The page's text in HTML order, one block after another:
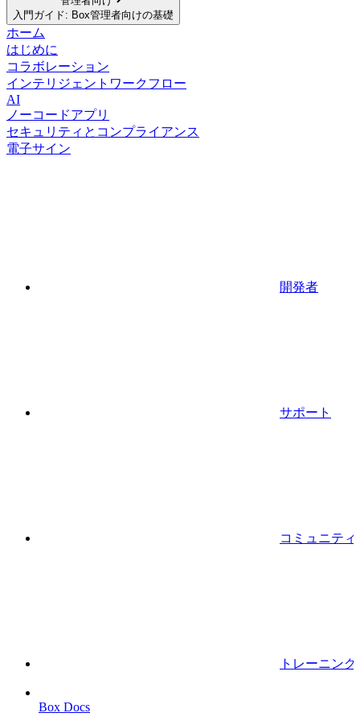
入門ガイド: Box管理者向けの基礎
ホーム
はじめに
コラボレーション
インテリジェントワークフロー
AI
ノーコードアプリ
セキュリティとコンプライアンス
電子サイン
開発者
サポート
コミュニティ
トレーニング
Box Docs